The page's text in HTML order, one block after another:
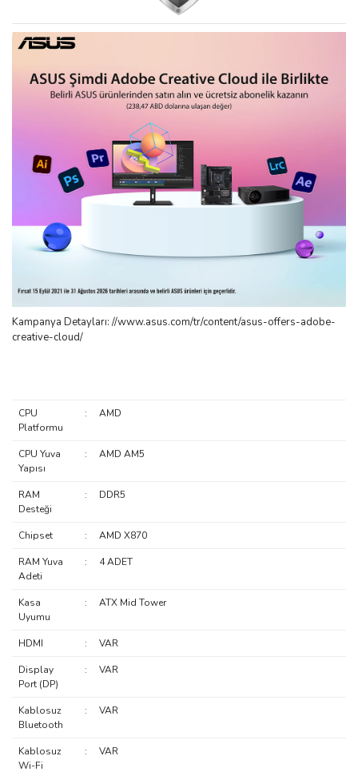
Kampanya Detayları: //www.asus.com/tr/content/asus-offers-adobe-
creative-cloud/
CPU
Platformu
: AMD
CPU Yuva
Yapısı
: AMD AM5
RAM
Desteği
: DDR5
Chipset : AMD X870
RAM Yuva
Adeti
: 4 ADET
Kasa
Uyumu
: ATX Mid Tower
HDMI : VAR
Display
Port (DP)
: VAR
Kablosuz
Bluetooth
: VAR
Kablosuz
Wi-Fi
: VAR